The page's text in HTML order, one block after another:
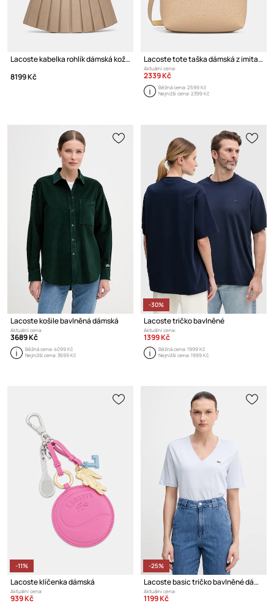
Lacoste kabelka rohlík dámská kožená
8199 Kč
Lacoste tote taška dámská z imitace kůže
Aktuální cena:
2339 Kč
Běžná cena:2599 Kč
Nejnižší cena:2399 Kč
Lacoste košile bavlněná dámská
Aktuální cena:
3689 Kč
Běžná cena:4099 Kč
Nejnižší cena:3699 Kč
-30%
Lacoste tričko bavlněné
Aktuální cena:
1399 Kč
Běžná cena:1999 Kč
Nejnižší cena:1999 Kč
-11%
Lacoste klíčenka dámská
Aktuální cena:
939 Kč
-25%
Lacoste basic tričko bavlněné dámské
Aktuální cena:
1199 Kč